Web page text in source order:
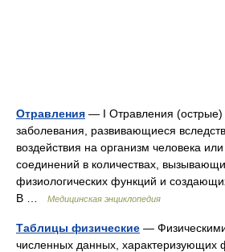
Отравления — I Отравления (острые)
заболевания, развивающиеся
воздействия на организм человека
соединений в количествах,
физиологических функций и
В …
Медицинская энциклопедия
Таблицы физические —
численных данных, характеризующих